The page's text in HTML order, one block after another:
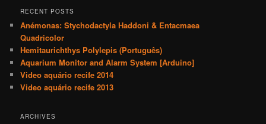
r
h
RECENT POSTS
Anémonas: Stychodactyla Haddoni & Entacmaea
Quadricolor
Hemitaurichthys Polylepis (Português)
Aquarium Monitor and Alarm System [Arduino]
Video aquário recife 2014
Video aquário recife 2013
ARCHIVES